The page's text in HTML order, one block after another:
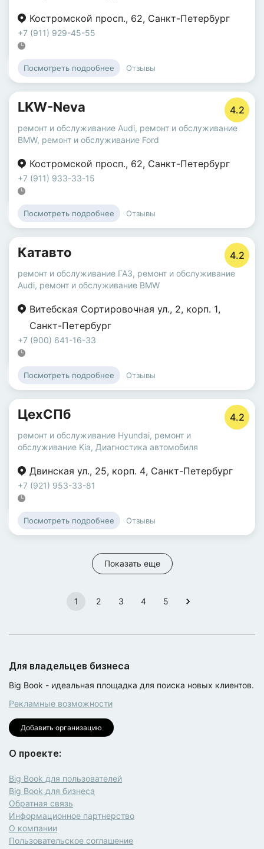
Костромской просп., 62, Санкт-Петербург
+7 (911) 929-45-55
Посмотреть подробнее Отзывы
LKW-Neva 4.2
ремонт и обслуживание Audi, ремонт и обслуживание
BMW, ремонт и обслуживание Ford
Костромской просп., 62, Санкт-Петербург
+7 (911) 933-33-15
Посмотреть подробнее Отзывы
Катавто 4.2
ремонт и обслуживание ГАЗ, ремонт и обслуживание
Audi, ремонт и обслуживание BMW
Витебская Сортировочная ул., 2, корп. 1,
Санкт-Петербург
+7 (900) 641-16-33
Посмотреть подробнее Отзывы
ЦехСПб 4.2
ремонт и обслуживание Hyundai, ремонт и
обслуживание Kia, Диагностика автомобиля
Двинская ул., 25, корп. 4, Санкт-Петербург
+7 (921) 953-33-81
Посмотреть подробнее Отзывы
Показать еще
1 2 3 4 5
Для владельцев бизнеса
Big Book - идеальная площадка для поиска новых клиентов.
Рекламные возможности
Добавить организацию
О проекте:
Big Book для пользователей
Big Book для бизнеса
Обратная связь
Информационное партнерство
О компании
Пользовательское соглашение